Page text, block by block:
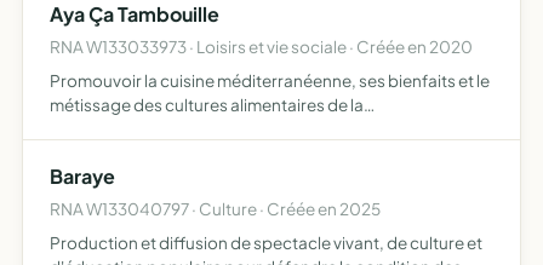
demande…
Aya Ça Tambouille
RNA W133033973 · Loisirs et vie sociale · Créée en 2020
Promouvoir la cuisine méditerranéenne, ses bienfaits et le
métissage des cultures alimentaires de la
Baraye
RNA W133040797 · Culture · Créée en 2025
Production et diffusion de spectacle vivant, de culture et